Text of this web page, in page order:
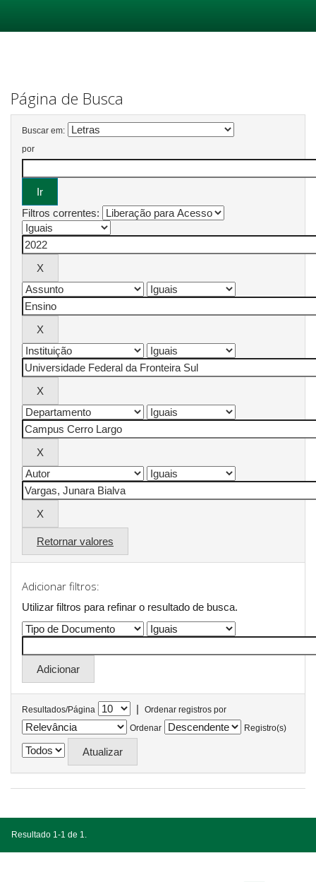
Página de Busca
Buscar em:
por
Filtros correntes:
Retornar valores
Adicionar filtros:
Utilizar filtros para refinar o resultado de busca.
Resultados/Página |
Ordenar registros por
Ordenar
Registro(s)
Resultado 1-1 de 1.